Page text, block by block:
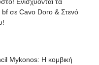
bf σε Cavo Doro & Στενό
Mykonos: Η κομβική